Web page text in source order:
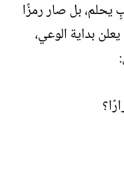
يحلم، بل صار رمزًا
بداية الوعي،